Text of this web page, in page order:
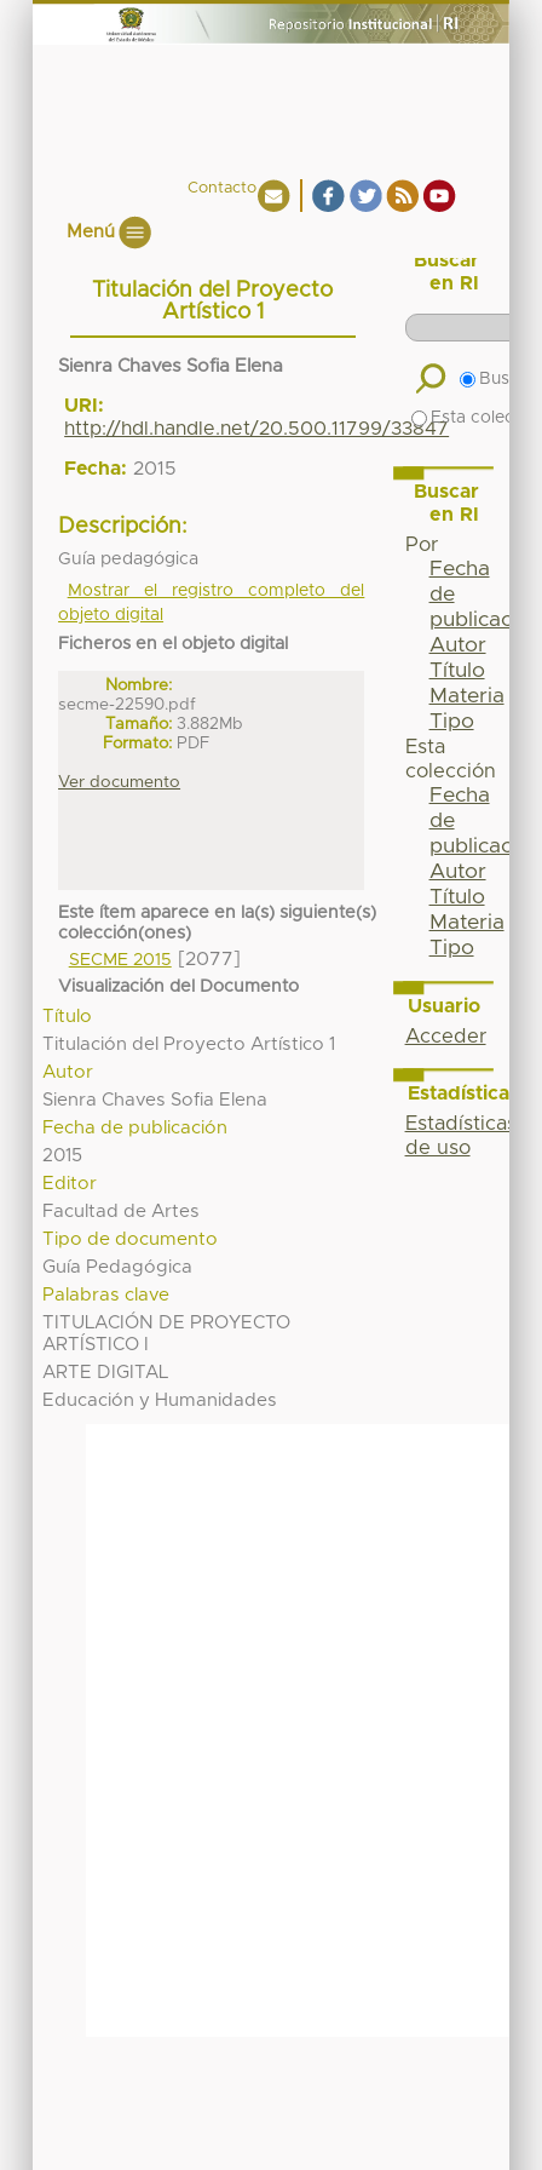
Contacto
Menú
Titulación del Proyecto
Artístico 1
Sienra Chaves Sofia Elena
URI:
http://hdl.handle.net/20.500.11799/33847
Fecha: 2015
Descripción:
Guía pedagógica
Mostrar el registro completo del
objeto digital
Ficheros en el objeto digital
Nombre:
secme-22590.pdf
Tamaño: 3.882Mb
Formato: PDF
Ver documento
Este ítem aparece en la(s) siguiente(s)
colección(ones)
SECME 2015
[2077]
Visualización del Documento
Título
Titulación del Proyecto Artístico 1
Autor
Sienra Chaves Sofia Elena
Fecha de publicación
2015
Editor
Facultad de Artes
Tipo de documento
Guía Pedagógica
Palabras clave
TITULACIÓN DE PROYECTO
ARTÍSTICO I
ARTE DIGITAL
Educación y Humanidades
Buscar
en RI
Buscar
Esta
Buscar
en RI
Por
Fecha
de
publicación
Autor
Título
Materia
Tipo
Esta
colección
Fecha
de
publicación
Autor
Título
Materia
Tipo
Usuario
Acceder
Estadísticas
Estadísticas
de uso